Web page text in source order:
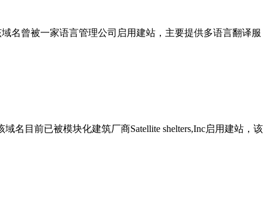
域名曾被一家语言管理公司启用建站，主要提供多语言翻译服
域名目前已被模块化建筑厂商Satellite shelters,Inc启用建站，该